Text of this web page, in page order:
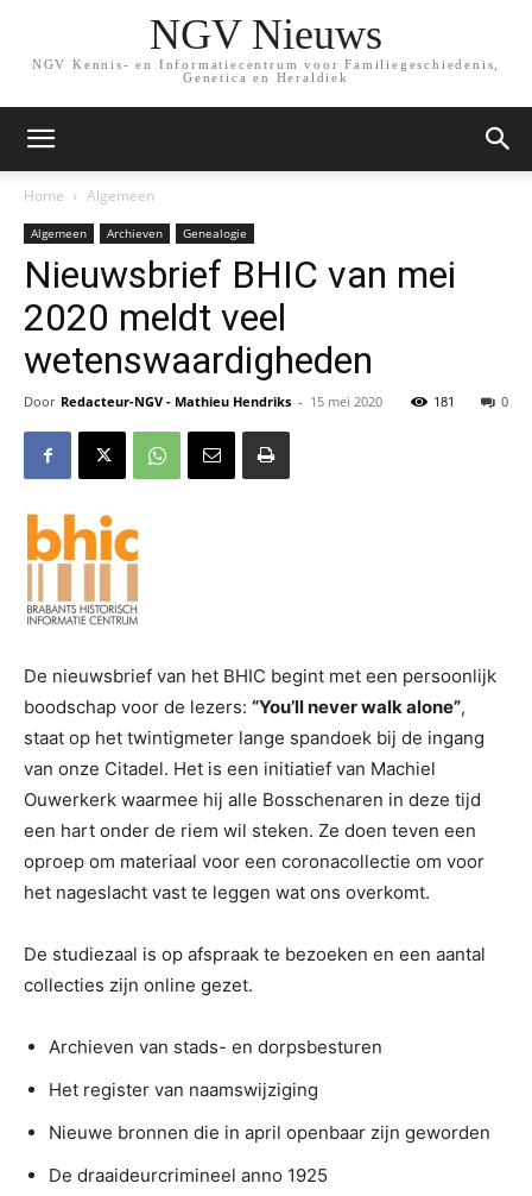
NGV Nieuws
NGV Kennis- en Informatiecentrum voor Familiegeschiedenis,
Genetica en Heraldiek
Home Algemeen
Algemeen Archieven Genealogie
Nieuwsbrief BHIC van mei
2020 meldt veel
wetenswaardigheden
Door Redacteur-NGV - Mathieu Hendriks - 15 mei 2020 0
181
De nieuwsbrief van het BHIC begint met een persoonlijk
boodschap voor de lezers: “You’ll never walk alone”,
staat op het twintigmeter lange spandoek bij de ingang
van onze Citadel. Het is een initiatief van Machiel
Ouwerkerk waarmee hij alle Bosschenaren in deze tijd
een hart onder de riem wil steken. Ze doen teven een
oproep om materiaal voor een coronacollectie om voor
het nageslacht vast te leggen wat ons overkomt.
De studiezaal is op afspraak te bezoeken en een aantal
collecties zijn online gezet.
Archieven van stads- en dorpsbesturen
Het register van naamswijziging
Nieuwe bronnen die in april openbaar zijn geworden
De draaideurcrimineel anno 1925